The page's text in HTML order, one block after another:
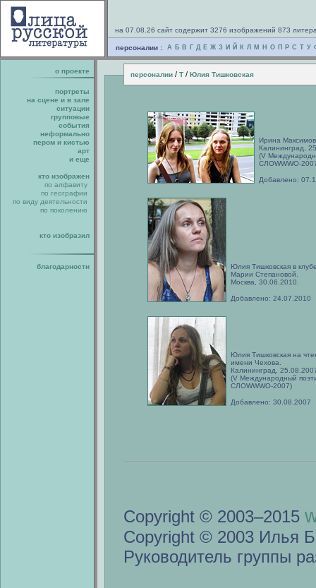
на 07.08.26 сайт содержит 3276 изображений 873
персоналии : А Б В Г Д Е Ж З И Й К Л М Н О П Р С Т У
о проекте персоналии / Т / Юлия Тишковская
портреты
на сцене и в зале
ситуации
групповые
события
неформально
пером и кистью
арт
и еще
кто изображен
по алфавиту
по географии
по виду деятельности
по поколению
кто изобразил
благодарности
Ирина
Калининград,
(V
СЛОWWWО-
Добавлено:
Юлия Тишковская в
Марии Степановой.
Москва, 30.06.2010.
Добавлено: 24.07.2010
Юлия Тишковская на
имени Чехова.
Калининград,
(V Международный
СЛОWWWО-2007)
Добавлено: 30.08.2007
Copyright © 2003–2015
Copyright © 2003 Илья
Руководитель группы